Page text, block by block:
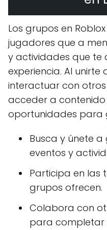
Los grupos en
jugadores que a
y actividades que
experiencia. Al
interactuar con
acceder a
oportunidades para
Busca y únete
eventos y
Participa en las
grupos ofrecen.
Colabora con
para completar